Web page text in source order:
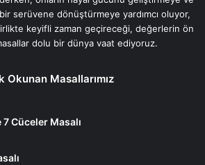
serüvene dönüştürmeye yardımcı oluyor,
keyifli zaman geçireceği, değerlerin ön
dolu bir dünya vaat ediyoruz.
Okunan Masallarımız
Cüceler Masalı